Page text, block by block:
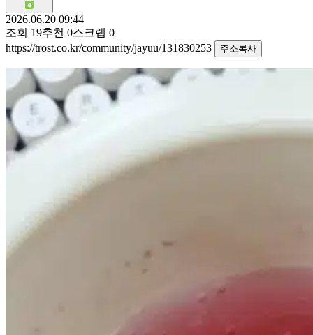
2026.06.20 09:44
조회 19추천 0스크랩 0
https://trost.co.kr/community/jayuu/131830253
주소복사